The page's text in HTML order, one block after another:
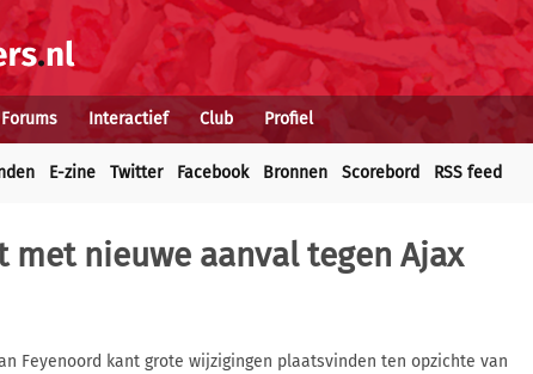
Forums Interactief Club Profiel
E-zine Twitter Facebook Bronnen Scorebord RSS feed
met nieuwe aanval tegen Ajax
Feyenoord kant grote wijzigingen plaatsvinden ten opzichte van